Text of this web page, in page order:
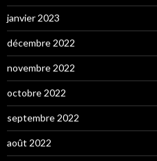
janvier 2023
décembre 2022
novembre 2022
octobre 2022
septembre 2022
août 2022